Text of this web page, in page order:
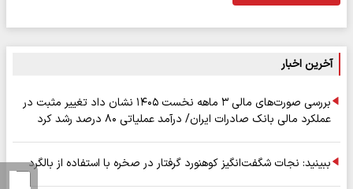
آخرین اخبار
بررسی صورت‌های مالی ۳ ماهه نخست ۱۴۰۵ نشان داد تغییر مثبت در
عملکرد مالی بانک صادرات ایران/ درآمد عملیاتی ۸۰ درصد رشد کرد
ببینید: نجات شگفت‌انگیز کوهنورد گرفتار در صخره با استفاده از بالگرد